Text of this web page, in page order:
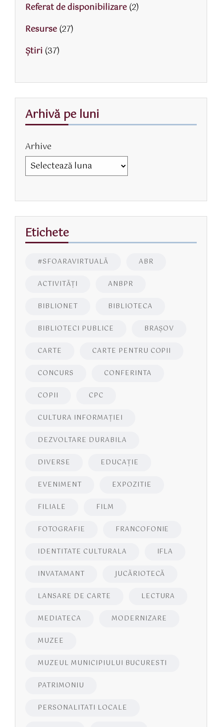
Referat de disponibilizare(2)
Resurse(27)
Știri (37)
Arhivă pe luni
Arhive
Etichete
#SFOARAVIRTUALĂ ABR
ACTIVITĂŢI ANBPR
BIBLIONET BIBLIOTECA
BIBLIOTECI PUBLICE BRAŞOV
CARTE CARTE PENTRU COPII
CONCURS CONFERINTA
COPII CPC
CULTURA INFORMAŢIEI
DEZVOLTARE DURABILA
DIVERSE EDUCAŢIE
EVENIMENT EXPOZITIE
FILIALE FILM
FOTOGRAFIE FRANCOFONIE
IDENTITATE CULTURALA IFLA
INVATAMANT JUCĂRIOTECĂ
LANSARE DE CARTE LECTURA
MEDIATECA MODERNIZARE
MUZEE
MUZEUL MUNICIPIULUI BUCURESTI
PATRIMONIU
PERSONALITATI LOCALE